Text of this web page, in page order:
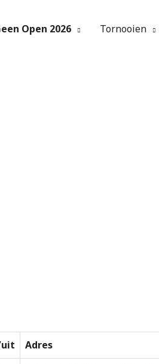
Open 2026 Tornooien
Adres